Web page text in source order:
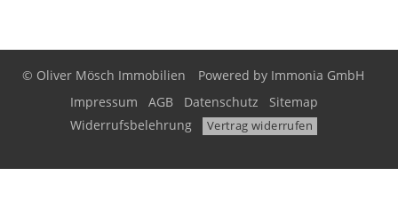
© Oliver Mösch Immobilien
Powered by Immonia GmbH
Impressum
AGB Datenschutz
Sitemap
Widerrufsbelehrung
Vertrag widerrufen